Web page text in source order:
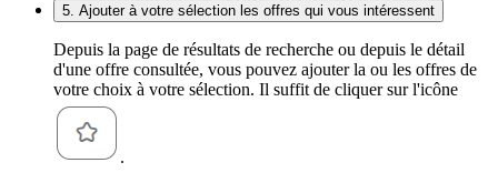
5. Ajouter à votre sélection les offres qui vous intéressent
Depuis la page de résultats de recherche ou depuis le détail
d'une offre consultée, vous pouvez ajouter la ou les offres de
votre choix à votre sélection. Il suffit de cliquer sur l'icône
.